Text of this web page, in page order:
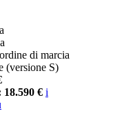
di marcia
(versione S)
€ i